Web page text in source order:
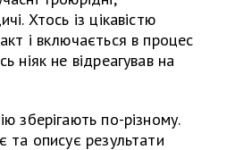
Хтось із цікавістю
і включається в процес
ніяк не відреагував на
зберігають по-різному.
та описує результати